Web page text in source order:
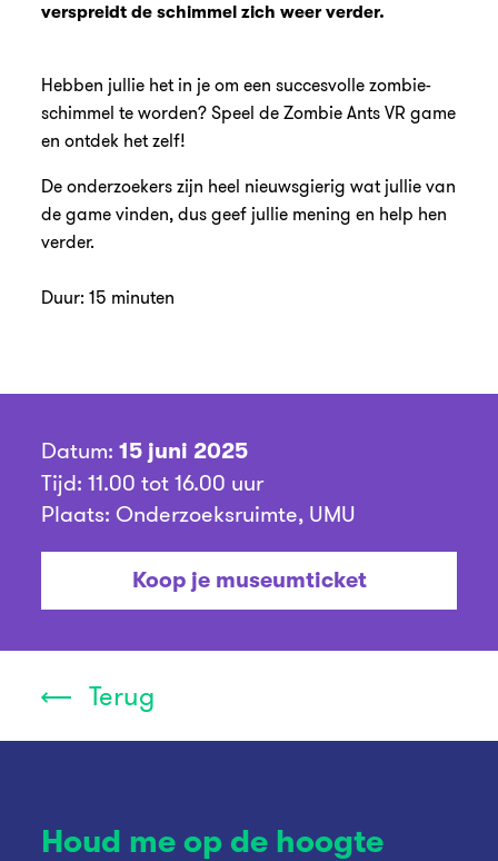
verspreidt de schimmel zich weer verder.
Hebben jullie het in je om een succesvolle zombie-
schimmel te worden? Speel de Zombie Ants VR game
en ontdek het zelf!
De onderzoekers zijn heel nieuwsgierig wat jullie van
de game vinden, dus geef jullie mening en help hen
verder.
Duur: 15 minuten
Datum: 15 juni 2025
Tijd: 11.00 tot 16.00 uur
Plaats: Onderzoeksruimte, UMU
Koop je museumticket
Terug
Houd me op de hoogte